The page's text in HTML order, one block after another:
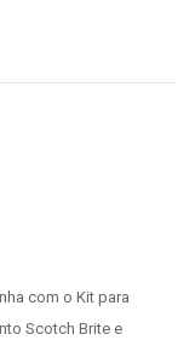
com o Kit para
Scotch Brite e